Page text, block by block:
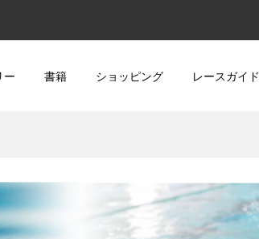
ー 書籍 ショッピング レースガイド